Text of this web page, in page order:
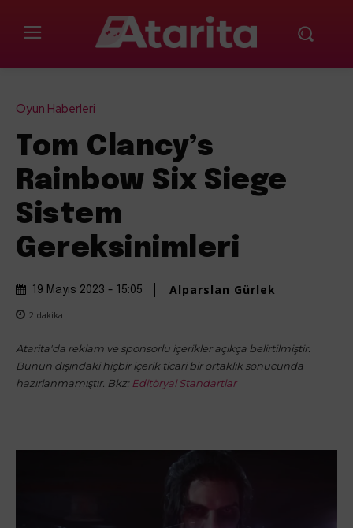
Oyun Haberleri
Tom Clancy’s
Rainbow Six Siege
Sistem
Gereksinimleri
19 Mayıs 2023 - 15:05 Alparslan Gürlek
2 dakika
Atarita'da reklam ve sponsorlu içerikler açıkça belirtilmiştir.
Bunun dışındaki hiçbir içerik ticari bir ortaklık sonucunda
hazırlanmamıştır. Bkz: Editöryal Standartlar